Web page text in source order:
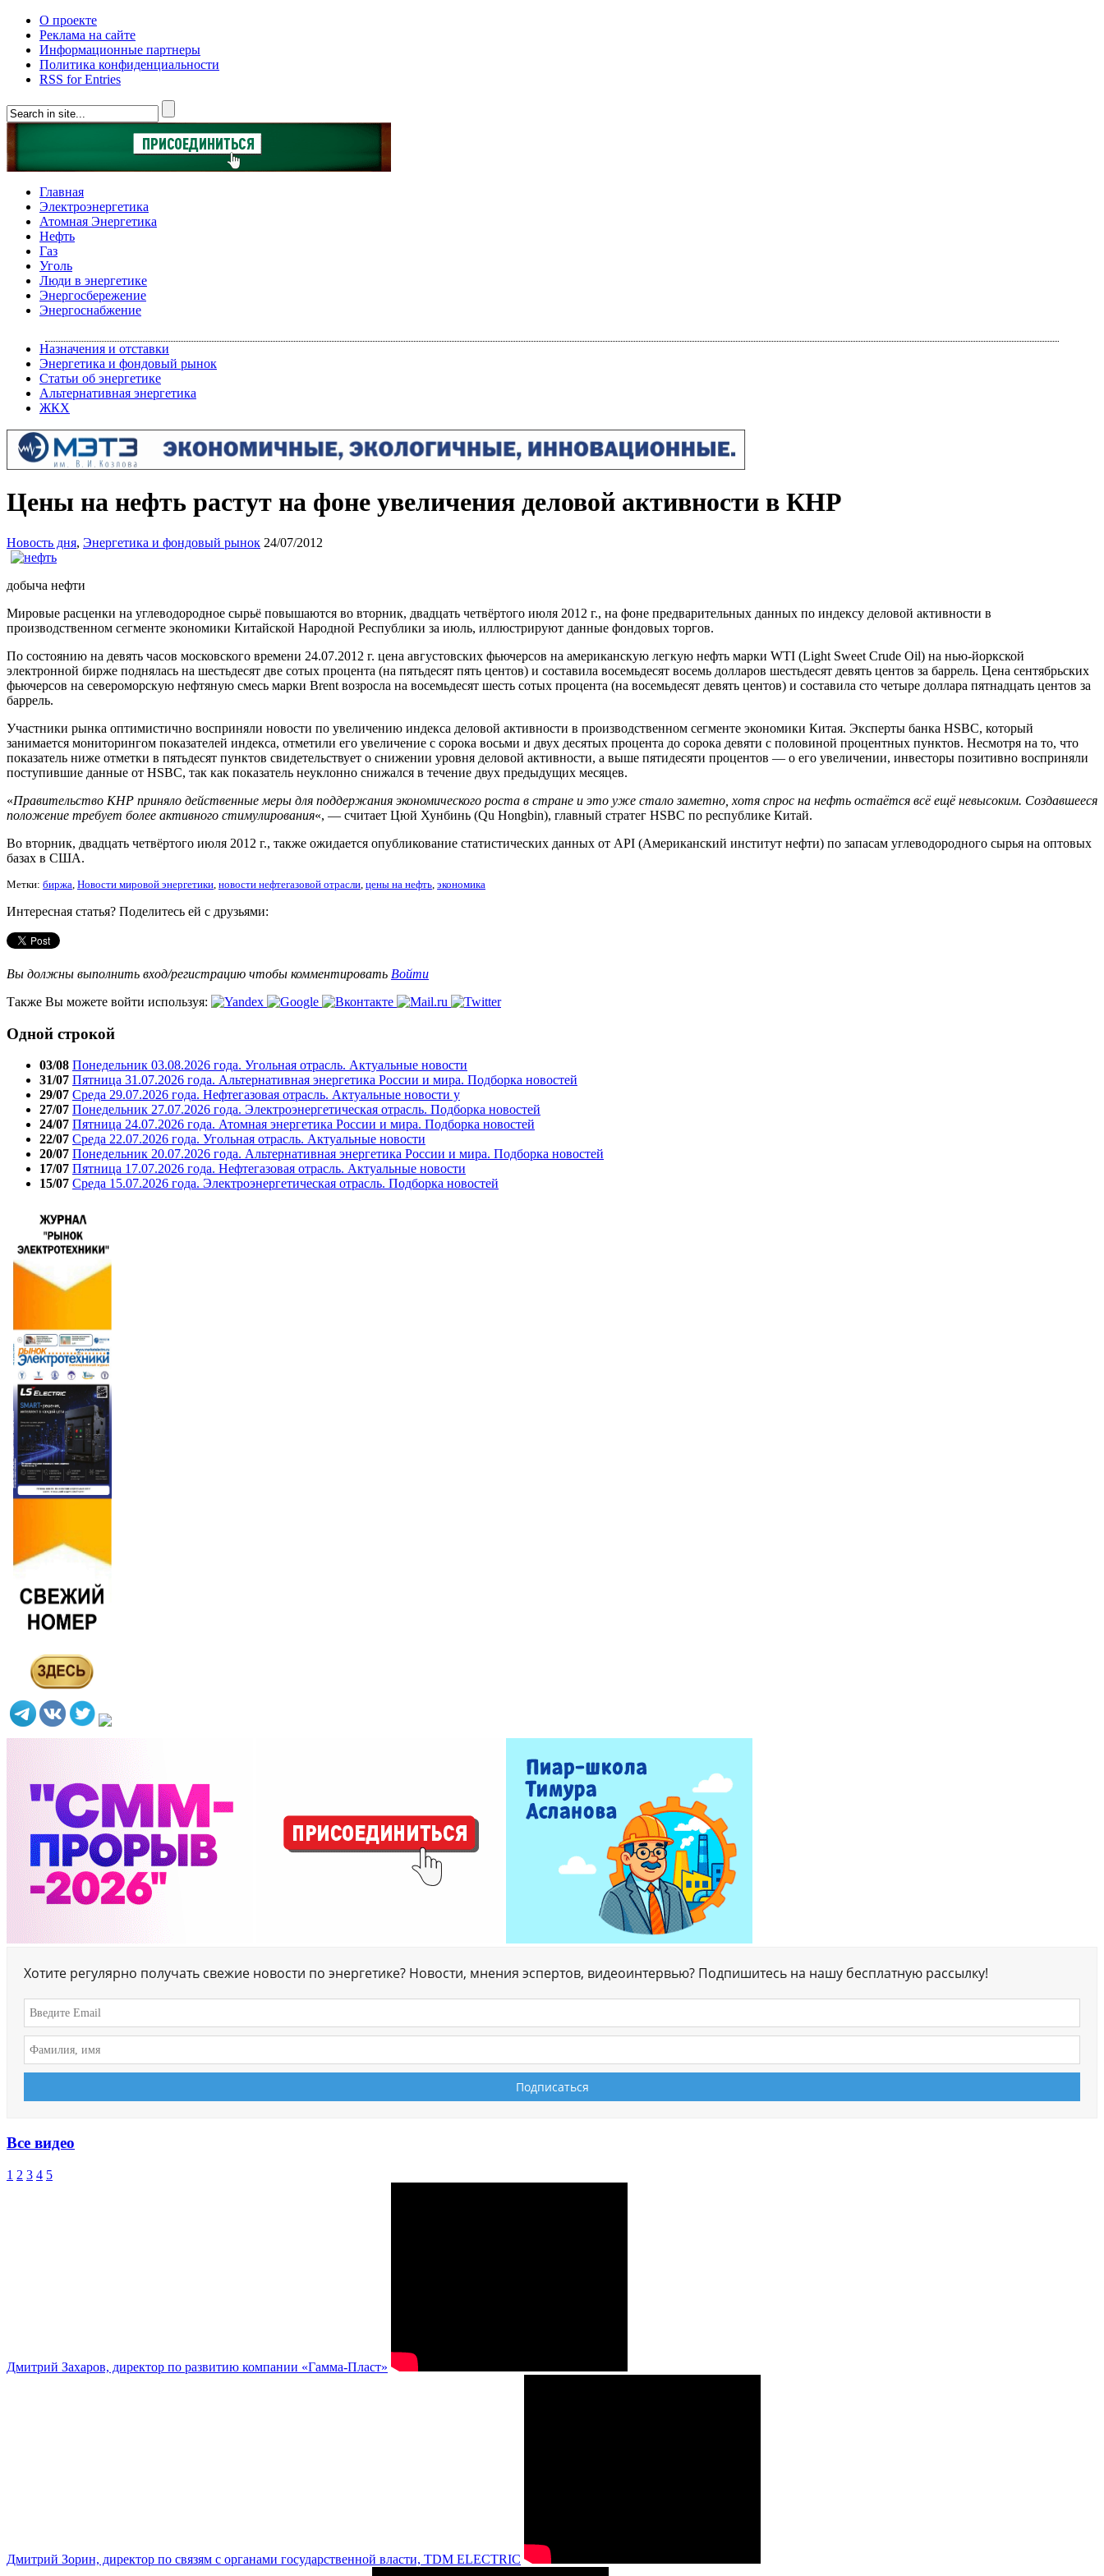
О проекте
Реклама на сайте
Информационные партнеры
Политика конфиденциальности
RSS for Entries
Главная
Электроэнергетика
Атомная Энергетика
Нефть
Газ
Уголь
Люди в энергетике
Энергосбережение
Энергоснабжение
Назначения и отставки
Энергетика и фондовый рынок
Статьи об энергетике
Альтернативная энергетика
ЖКХ
Цены на нефть растут на фоне увеличения деловой активности в КНР
Новость дня, Энергетика и фондовый рынок 24/07/2012
добыча нефти
Мировые расценки на углеводородное сырьё повышаются во вторник, двадцать четвёртого июля 2012 г., на фоне предварительных данных по индексу деловой активности в
производственном сегменте экономики Китайской Народной Республики за июль, иллюстрируют данные фондовых торгов.
По состоянию на девять часов московского времени 24.07.2012 г. цена августовских фьючерсов на американскую легкую нефть марки WTI (Light Sweet Crude Oil) на нью-йоркской
электронной бирже поднялась на шестьдесят две сотых процента (на пятьдесят пять центов) и составила восемьдесят восемь долларов шестьдесят девять центов за баррель. Цена сентябрьских
фьючерсов на североморскую нефтяную смесь марки Brent возросла на восемьдесят шесть сотых процента (на восемьдесят девять центов) и составила сто четыре доллара пятнадцать центов за
баррель.
Участники рынка оптимистично восприняли новости по увеличению индекса деловой активности в производственном сегменте экономики Китая. Эксперты банка HSBC, который
занимается мониторингом показателей индекса, отметили его увеличение с сорока восьми и двух десятых процента до сорока девяти с половиной процентных пунктов. Несмотря на то, что
показатель ниже отметки в пятьдесят пунктов свидетельствует о снижении уровня деловой активности, а выше пятидесяти процентов — о его увеличении, инвесторы позитивно восприняли
поступившие данные от HSBC, так как показатель неуклонно снижался в течение двух предыдущих месяцев.
«Правительство КНР приняло действенные меры для поддержания экономического роста в стране и это уже стало заметно, хотя спрос на нефть остаётся всё ещё невысоким. Создавшееся
положение требует более активного стимулирования«, — считает Цюй Хунбинь (Qu Hongbin), главный стратег HSBC по республике Китай.
Во вторник, двадцать четвёртого июля 2012 г., также ожидается опубликование статистических данных от API (Американский институт нефти) по запасам углеводородного сырья на оптовых
базах в США.
Метки: биржа, Новости мировой энергетики, новости нефтегазовой отрасли, цены на нефть, экономика
Интересная статья? Поделитесь ей с друзьями:
Вы должны выполнить вход/регистрацию чтобы комментировать Войти
Также Вы можете войти используя:
Одной строкой
03/08 Понедельник 03.08.2026 года. Угольная отрасль. Актуальные новости
31/07 Пятница 31.07.2026 года. Альтернативная энергетика России и мира. Подборка новостей
29/07 Среда 29.07.2026 года. Нефтегазовая отрасль. Актуальные новости у
27/07 Понедельник 27.07.2026 года. Электроэнергетическая отрасль. Подборка новостей
24/07 Пятница 24.07.2026 года. Атомная энергетика России и мира. Подборка новостей
22/07 Среда 22.07.2026 года. Угольная отрасль. Актуальные новости
20/07 Понедельник 20.07.2026 года. Альтернативная энергетика России и мира. Подборка новостей
17/07 Пятница 17.07.2026 года. Нефтегазовая отрасль. Актуальные новости
15/07 Среда 15.07.2026 года. Электроэнергетическая отрасль. Подборка новостей
Хотите регулярно получать свежие новости по энергетике? Новости, мнения эспертов, видеоинтервью? Подпишитесь на нашу бесплатную рассылку!
Все видео
1 2 3 4 5
Дмитрий Захаров, директор по развитию компании «Гамма-Пласт»
Дмитрий Зорин, директор по связям с органами государственной власти, TDM ELECTRIC